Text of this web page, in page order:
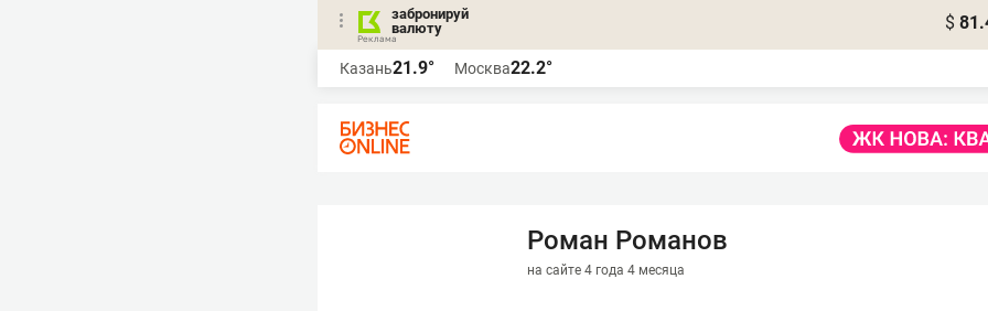
забронируй
валюту
$
Казань21.9° Москва22.2°
Роман Романов
на сайте 4 года 4 месяца